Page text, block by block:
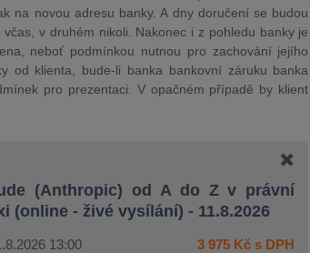
na novou adresu banky. A dny doručení se budou
v druhém nikoli. Nakonec i z pohledu banky je
neboť podmínkou nutnou pro zachování jejího
od klienta, bude-li banka bankovní záruku banka
pro prezentaci. V opačném případě by klient
(Anthropic) od A do Z v právní
(online - živé vysílání) - 11.8.2026
13:00 3 975 Kč s DPH